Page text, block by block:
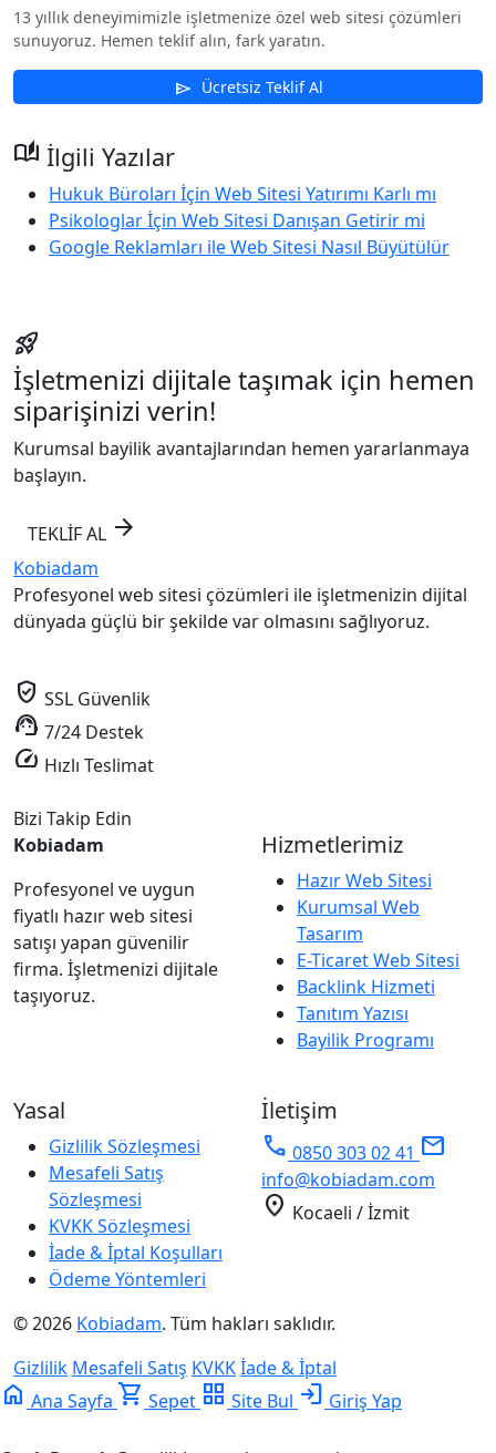
13 yıllık deneyimimizle işletmenize özel web sitesi çözümleri
sunuyoruz. Hemen teklif alın, fark yaratın.
send Ücretsiz Teklif Al
auto_stories İlgili Yazılar
Hukuk Büroları İçin Web Sitesi Yatırımı Karlı mı
Psikologlar İçin Web Sitesi Danışan Getirir mi
Google Reklamları ile Web Sitesi Nasıl Büyütülür
rocket_launch
İşletmenizi dijitale taşımak için hemen
siparişinizi verin!
Kurumsal bayilik avantajlarından hemen yararlanmaya
başlayın.
TEKLİF AL arrow_forward
Kobiadam
Profesyonel web sitesi çözümleri ile işletmenizin dijital
dünyada güçlü bir şekilde var olmasını sağlıyoruz.
verified_user SSL Güvenlik
support_agent 7/24 Destek
speed Hızlı Teslimat
Bizi Takip Edin
Kobiadam
Profesyonel ve uygun
fiyatlı hazır web sitesi
satışı yapan güvenilir
firma. İşletmenizi dijitale
taşıyoruz.
Hizmetlerimiz
Hazır Web Sitesi
Kurumsal Web
Tasarım
E-Ticaret Web Sitesi
Backlink Hizmeti
Tanıtım Yazısı
Bayilik Programı
Yasal
Gizlilik Sözleşmesi
Mesafeli Satış
Sözleşmesi
KVKK Sözleşmesi
İade & İptal Koşulları
Ödeme Yöntemleri
İletişim
phone 0850 303 02 41 mail
info@kobiadam.com
location_on Kocaeli / İzmit
© 2026 Kobiadam. Tüm hakları saklıdır.
Gizlilik Mesafeli Satış KVKKİade & İptal
home Ana Sayfa shopping_cart Sepet grid_view Site Bul login Giriş Yap